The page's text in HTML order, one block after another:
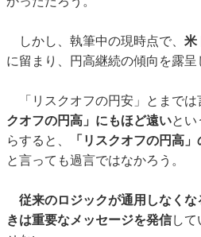
しかし、執筆中の現時点で、 米
に留まり、円高継続の傾向を露呈
「リスクオフの円安」とまでは
クオフの円高」にもほど遠いとい
らすると、
「リスクオフの円高
と言っても過言ではなかろう。
従来のロジックが通用しなく
きは重要なメッセージを発信して